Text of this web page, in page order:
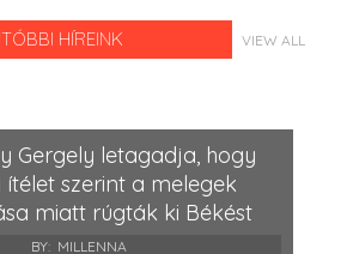
HÍREINK VIEW ALL
Gergely letagadja, hogy
ítélet szerint a melegek
miatt rúgták ki Békést
BY: MILLENNA